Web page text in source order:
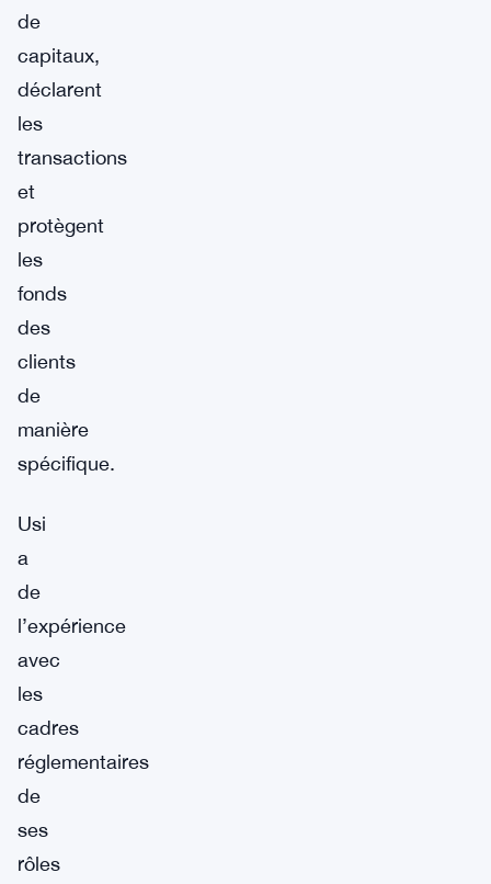
de
capitaux,
déclarent
les
transactions
et
protègent
les
fonds
des
clients
de
manière
spécifique.
Usi
a
de
l’expérience
avec
les
cadres
réglementaires
de
ses
rôles